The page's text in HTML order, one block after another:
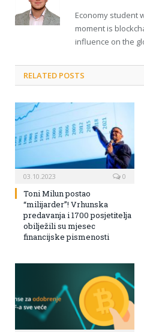
Economy student
moment is
influence on the
RELATED POSTS
03.10.2023 0
Toni Milun postao
“milijarder”! Vrhunska
predavanja i 1700 posjetitelja
obilježili su mjesec
financijske pismenosti